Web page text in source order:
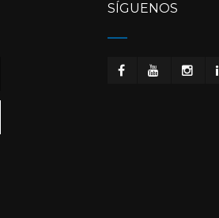
SÍGUENOS